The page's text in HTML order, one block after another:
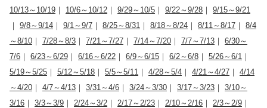
10/13～10/19 ｜ 10/6～10/12 ｜ 9/29～10/5 ｜ 9/22～9/28 ｜ 9/15～9/21
｜ 9/8～9/14 ｜ 9/1～9/7 ｜ 8/25～8/31 ｜ 8/18～8/24 ｜ 8/11～8/17 ｜ 8/4
～8/10 ｜ 7/28～8/3 ｜ 7/21～7/27 ｜ 7/14～7/20 ｜ 7/7～7/13 ｜ 6/30～
7/6 ｜ 6/23～6/29 ｜ 6/16～6/22 ｜ 6/9～6/15 ｜ 6/2～6/8 ｜ 5/26～6/1 ｜
5/19～5/25 ｜ 5/12～5/18 ｜ 5/5～5/11 ｜ 4/28～5/4 ｜ 4/21～4/27 ｜ 4/14
～4/20 ｜ 4/7～4/13 ｜ 3/31～4/6 ｜ 3/24～3/30 ｜ 3/17～3/23 ｜ 3/10～
3/16 ｜ 3/3～3/9 ｜ 2/24～3/2 ｜ 2/17～2/23 ｜ 2/10～2/16 ｜ 2/3～2/9 ｜